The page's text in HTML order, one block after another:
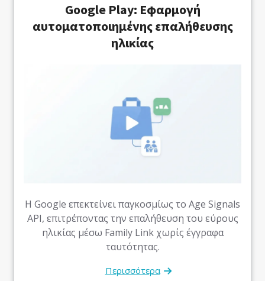
Google Play: Εφαρμογή
αυτοματοποιημένης επαλήθευσης
ηλικίας
Η Google επεκτείνει παγκοσμίως το Age Signals
API, επιτρέποντας την επαλήθευση του εύρους
ηλικίας μέσω Family Link χωρίς έγγραφα
ταυτότητας.
Περισσότερα